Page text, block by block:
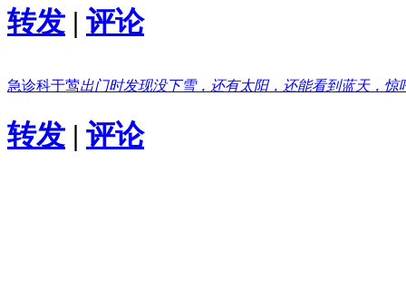
转发 | 评论
急诊科于莺出门时发现没下雪，还有太阳，还能看到蓝天，惊
转发 | 评论